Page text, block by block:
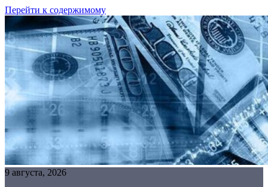
Перейти к содержимому
9 августа, 2026